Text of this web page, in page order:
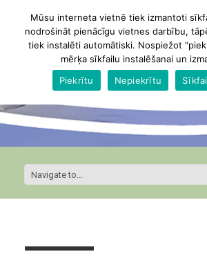
Mūsu interneta vietnē tiek izmantoti
nodrošināt pienācīgu vietnes darbību,
tiek instalēti automātiski. Nospiežot
mērķa sīkfailu instalēšanai un
Piekrītu
Nepiekrītu